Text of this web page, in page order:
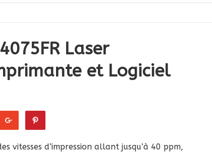
Laser
et Logiciel
vitesses d’impression allant jusqu’à 40 ppm,